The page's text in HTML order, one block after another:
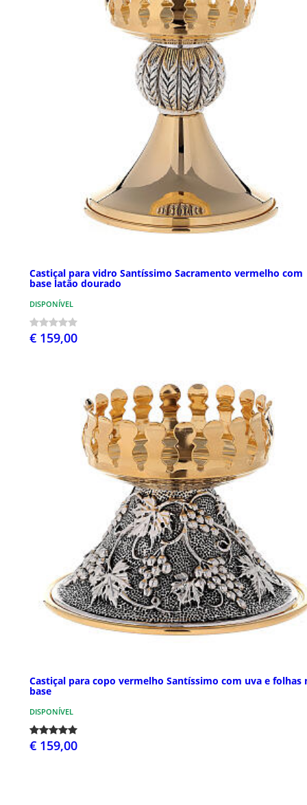
Castiçal para vidro Santíssimo Sacramento vermelho com
base latão dourado
DISPONÍVEL
€ 159,00
Castiçal para copo vermelho Santíssimo com uva e folhas
base
DISPONÍVEL
€ 159,00